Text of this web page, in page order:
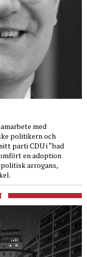
med
politikern och
parti CDU i “bad
en adoption
arrogans,